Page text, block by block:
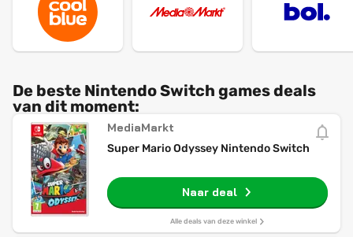
De beste Nintendo Switch games deals
van dit moment:
MediaMarkt
Super Mario Odyssey Nintendo Switch
Naar deal
Alle deals van deze winkel